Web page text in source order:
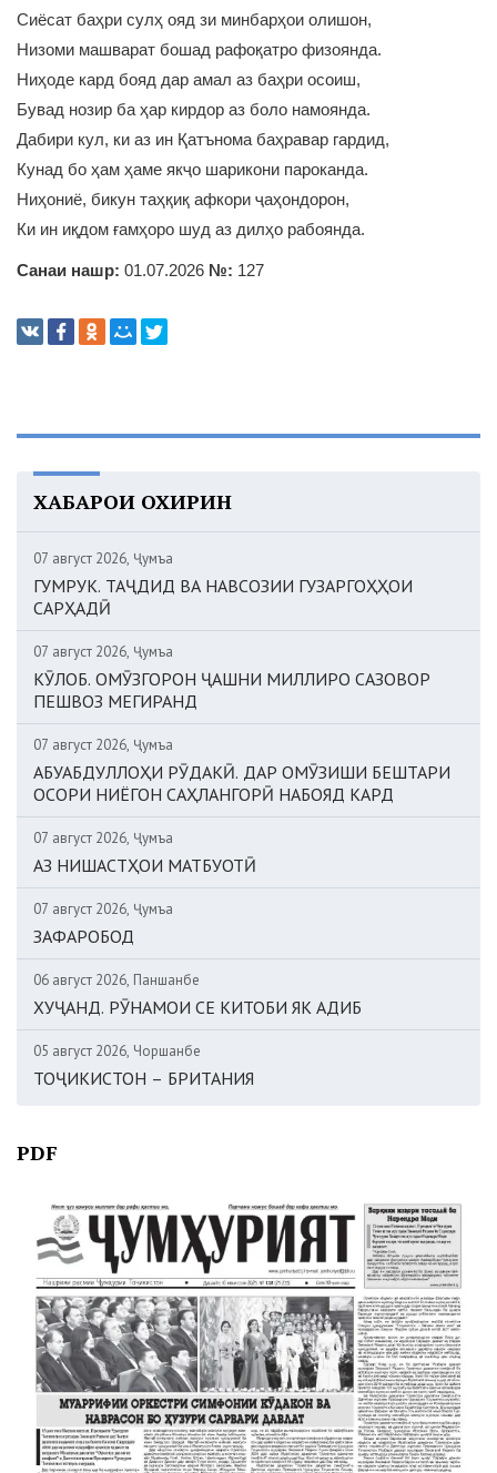
Сиёсат баҳри сулҳ ояд зи минбарҳои олишон,
Низоми машварат бошад рафоқатро физоянда.
Ниҳоде кард бояд дар амал аз баҳри осоиш,
Бувад нозир ба ҳар кирдор аз боло намоянда.
Дабири кул, ки аз ин Қатънома баҳравар гардид,
Кунад бо ҳам ҳаме якҷо шарикони пароканда.
Ниҳониё, бикун таҳқиқ афкори ҷаҳондорон,
Ки ин иқдом ғамҳоро шуд аз дилҳо рабоянда.
Санаи нашр: 01.07.2026 №: 127
ХАБАРҲОИ ОХИРИН
07 август 2026, Ҷумъа
ГУМРУК. ТАҶДИД ВА НАВСОЗИИ ГУЗАРГОҲҲОИ
САРҲАДӢ
07 август 2026, Ҷумъа
КӮЛОБ. ОМӮЗГОРОН ҶАШНИ МИЛЛИРО САЗОВОР
ПЕШВОЗ МЕГИРАНД
07 август 2026, Ҷумъа
АБУАБДУЛЛОҲИ РӮДАКӢ. ДАР ОМӮЗИШИ БЕШТАРИ
ОСОРИ НИЁГОН САҲЛАНГОРӢ НАБОЯД КАРД
07 август 2026, Ҷумъа
АЗ НИШАСТҲОИ МАТБУОТӢ
07 август 2026, Ҷумъа
ЗАФАРОБОД
06 август 2026, Панҷшанбе
ХУҶАНД. РӮНАМОИ СЕ КИТОБИ ЯК АДИБ
05 август 2026, Чоршанбе
ТОҶИКИСТОН – БРИТАНИЯ
PDF